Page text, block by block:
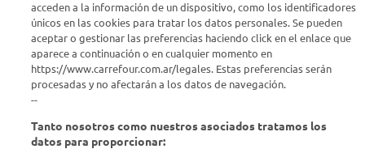
Estamos para ayudarte
¿Tenés una consulta? Comunicate con nosotros acá
Descubrí Carrefour
Conocenos
acceden a la información de un dispositivo, como los identificadores
únicos en las cookies para tratar los datos personales. Se pueden
aceptar o gestionar las preferencias haciendo click en el enlace que
aparece a continuación o en cualquier momento en
https://www.carrefour.com.ar/legales. Estas preferencias serán
procesadas y no afectarán a los datos de navegación.
--
Tanto nosotros como nuestros asociados tratamos los
datos para proporcionar: